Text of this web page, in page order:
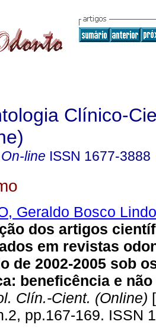
Clínico-
line ISSN 1677-3888
Geraldo Bosco
dos artigos
em revistas
de 2002-2005 sob
: beneficência e
Clín.-Cient. (Online)
pp.167-169. ISSN